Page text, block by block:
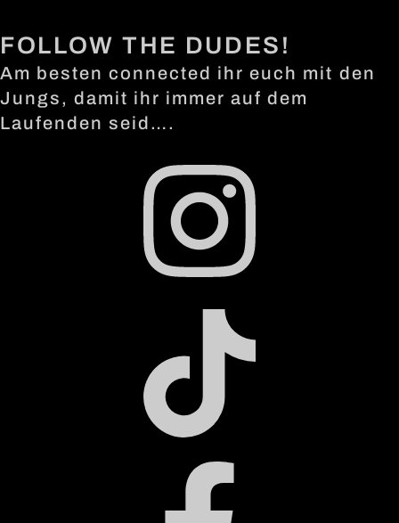
FOLLOW THE DUDES!
Am besten connected ihr euch mit den
Jungs, damit ihr immer auf dem
Laufenden seid….